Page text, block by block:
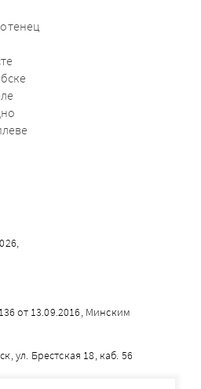
от 13.09.2016, Минским
ул. Брестская 18, каб. 56